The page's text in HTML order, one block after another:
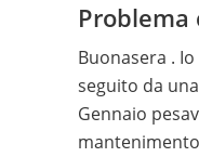
Buonasera .
seguito da
Gennaio